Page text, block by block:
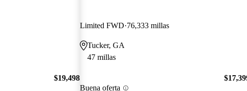
$19,498
Limited FWD 76,333 millas
Tucker, GA
47 millas
Buena oferta